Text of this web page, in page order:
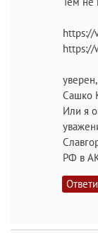
https://
https://
Сашко
Или я
РФ в